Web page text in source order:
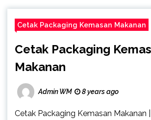
Cetak Packaging Kemasan Makanan
Cetak Packaging
Makanan
Admin WM 8 years ago
Cetak Packaging Kemasan Makanan